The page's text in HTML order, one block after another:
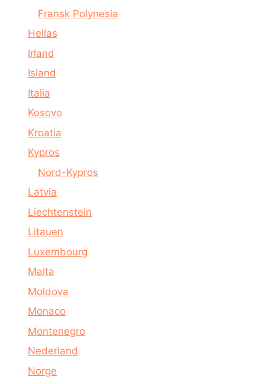
Fransk Polynesia
Hellas
Irland
Island
Italia
Kosovo
Kroatia
Kypros
Nord-Kypros
Latvia
Liechtenstein
Litauen
Luxembourg
Malta
Moldova
Monaco
Montenegro
Nederland
Norge